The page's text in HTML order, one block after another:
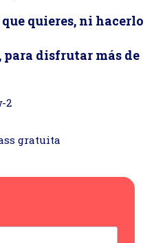
quieres, ni hacerlo
para disfrutar más de
gratuita